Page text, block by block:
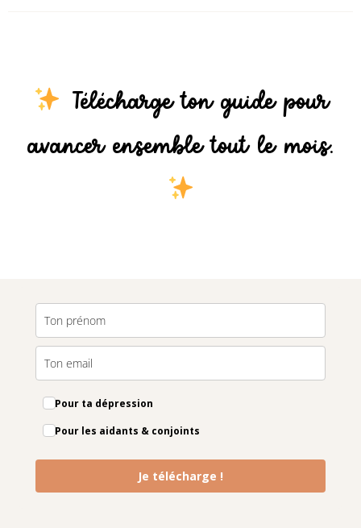
Télécharge ton guide pour
avancer ensemble tout le mois.
Pour ta dépression
Pour les aidants & conjoints
Je télécharge !